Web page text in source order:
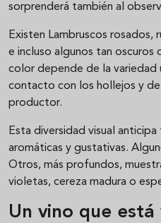
sorprenderá también al
Existen Lambruscos rosados,
e incluso algunos tan oscuros
color depende de la
contacto con los hollejos y
productor.
Esta diversidad visual
aromáticas y gustativas.
Otros, más profundos,
violetas, cereza madura o
Un vino que está